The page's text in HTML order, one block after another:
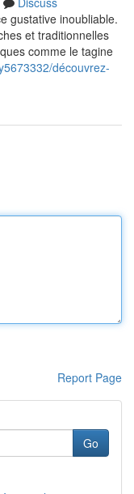
gustative inoubliable.
et traditionnelles
comme le tagine
découvrez-
Report Page
Go